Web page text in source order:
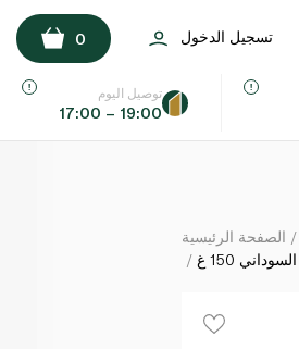
تسجيل الدخول 0
توصيل اليوم
17:00 – 19:00
الفول السوداني 150 غ
الصفحة الرئيسية
150 غ